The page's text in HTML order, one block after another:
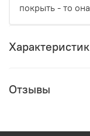
покрыть - то
Отзывы